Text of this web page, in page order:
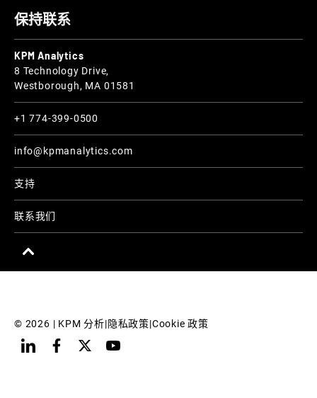
保持联系
KPM Analytics
8 Technology Drive,
Westborough, MA 01581
+1 774-399-0500
info@kpmanalytics.com
支持
联系我们
© 2026 | KPM 分析|隐私政策|Cookie 政策